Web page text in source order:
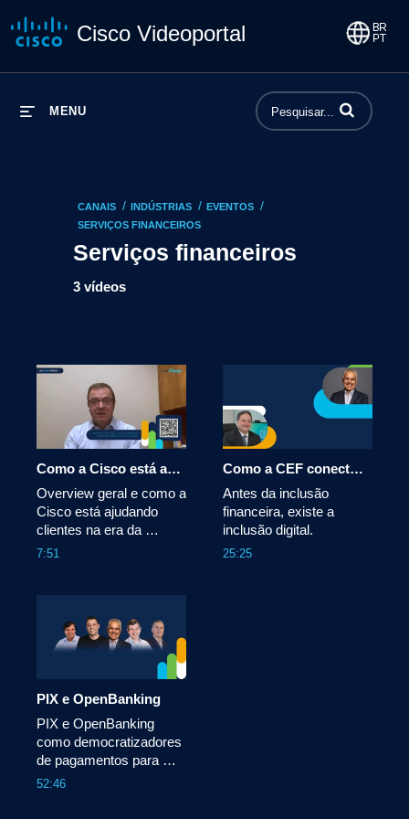
Cisco Videoportal
MENU Insira termos
CANAIS / INDÚSTRIAS / EVENTOS /
SERVIÇOS FINANCEIROS
Serviços financeiros
3 vídeos
Como a Cisco está ajudando clientes na era da experiência
Overview geral e como a
Cisco está ajudando
clientes na era da
7:51
Como a CEF conectou o Brasil
Antes da inclusão
financeira, existe a
25:25
PIX e OpenBanking
PIX e OpenBanking
como democratizadores
de pagamentos para
bancos, fintechs e
52:46